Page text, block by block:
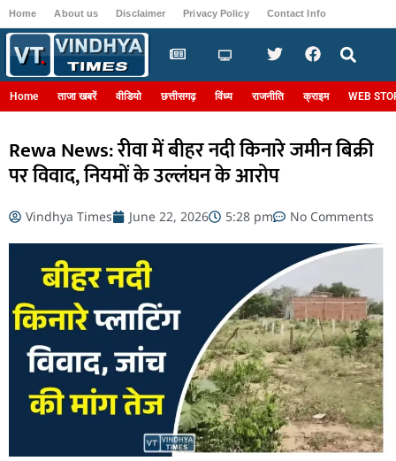
Home About us Disclaimer Privacy Policy Contact Info
Home ताजा खबरें वीडियो छत्तीसगढ़ विंध्य राजनीति क्राइम WEB
Rewa News: रीवा में बीहर नदी किनारे जमीन बिक्री
पर विवाद, नियमों के उल्लंघन के आरोप
Vindhya Times June 22, 2026 5:28 pm No Comments